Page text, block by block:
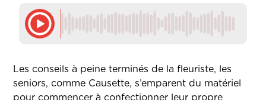
Les conseils à peine terminés de la fleuriste, les
seniors, comme Causette, s’emparent du matériel
pour commencer à confectionner leur propre